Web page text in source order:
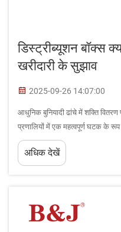
डिस्ट्रीब्यूशन बॉक्स
खरीदारी के सुझाव
2025-09-26 14:07:00
आधुनिक बुनियादी ढांचे में शक्ति वितरण
प्रणालियों में एक महत्वपूर्ण घटक के रूप
सुविधाओं में विद्युत शक्ति के प्रबंधन
करता है...
अधिक देखें